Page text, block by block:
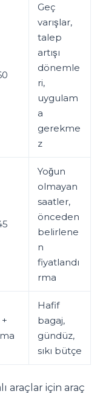
Geç
varışlar,
talep
artışı
dönemle
ri,
uygulam
a
gerekme
z
Yoğun
olmayan
saatler,
önceden
belirlene
n
fiyatlandı
rma
Hafif
bagaj,
gündüz,
sıkı bütçe
araçlar için araç